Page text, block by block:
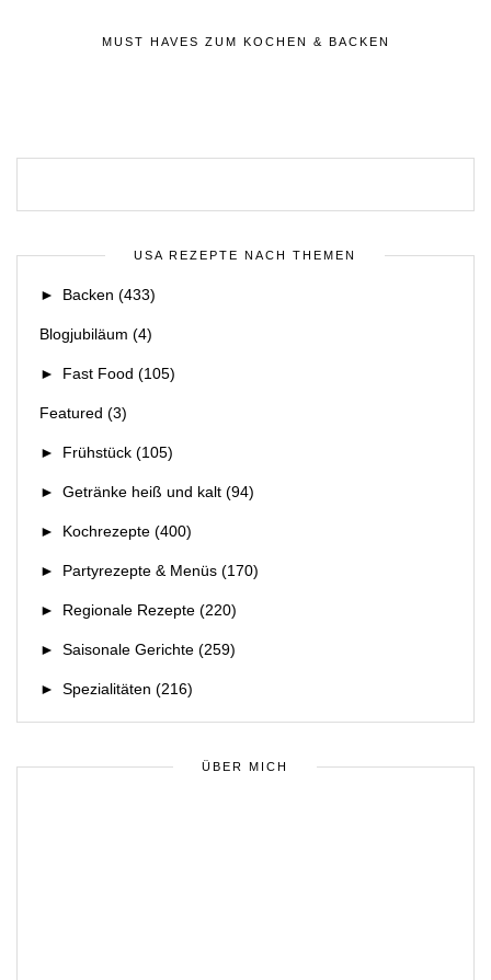
MUST HAVES ZUM KOCHEN & BACKEN
USA REZEPTE NACH THEMEN
► Backen (433)
Blogjubiläum (4)
► Fast Food (105)
Featured (3)
► Frühstück (105)
► Getränke heiß und kalt (94)
► Kochrezepte (400)
► Partyrezepte & Menüs (170)
► Regionale Rezepte (220)
► Saisonale Gerichte (259)
► Spezialitäten (216)
ÜBER MICH